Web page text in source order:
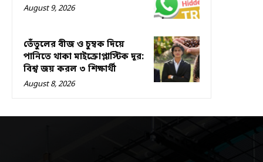
August 9, 2026
তেঁতুলের বীজ ও চুম্বক দিয়ে
পানিতে থাকা মাইক্রোপ্লাস্টিক দূর:
বিশ্ব জয় করল ৩ শিক্ষার্থী
August 8, 2026